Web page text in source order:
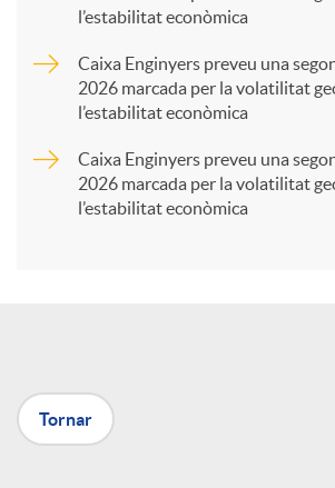
X
l’estabilitat econòmica
Caixa Enginyers preveu una
2026 marcada per la volatilitat
l’estabilitat econòmica
Caixa Enginyers preveu una
2026 marcada per la volatilitat
l’estabilitat econòmica
Tornar